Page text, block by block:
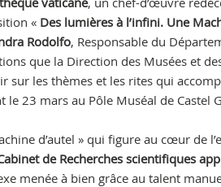
« Des lumières à l’infini. Une
Rodolfo, Responsable du
que la Direction des Musées et
sur les thèmes et les rites qui
le 23 mars au Pôle Muséal de Castel
d’autel » qui figure au cœur de
de Recherches scientifiques
menée à bien grâce au talent